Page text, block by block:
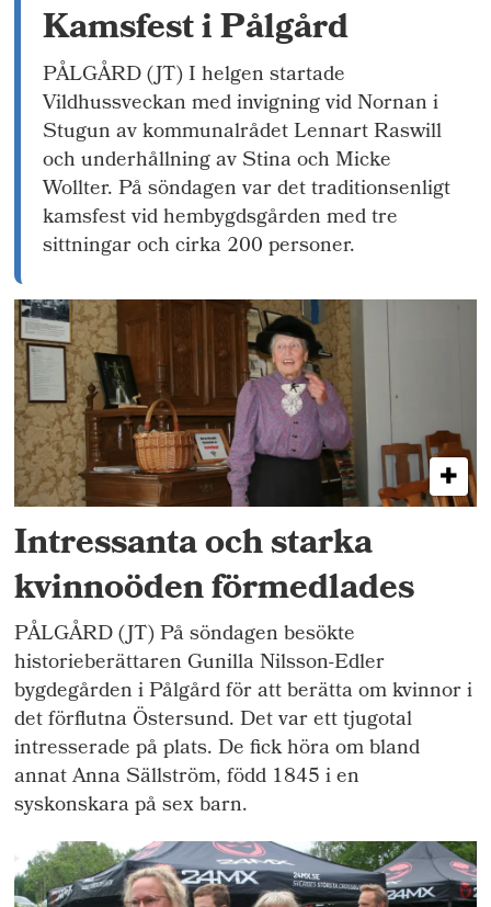
Kamsfest i Pålgård
PÅLGÅRD (JT) I helgen startade
Vildhussveckan med invigning vid Nornan i
Stugun av kommunalrådet Lennart Raswill
och underhållning av Stina och Micke
Wollter. På söndagen var det traditionsenligt
kamsfest vid hembygdsgården med tre
sittningar och cirka 200 personer.
Intressanta och starka
kvinnoöden förmedlades
PÅLGÅRD (JT) På söndagen besökte
historieberättaren Gunilla Nilsson-Edler
bygdegården i Pålgård för att berätta om kvinnor i
det förflutna Östersund. Det var ett tjugotal
intresserade på plats. De fick höra om bland
annat Anna Sällström, född 1845 i en
syskonskara på sex barn.